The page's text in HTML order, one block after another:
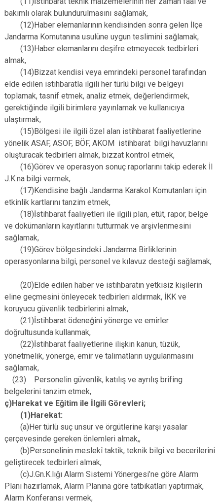
bakımlı olarak bulundurulmasını sağlamak,
(12)Haber elemanlarının kendisinden sonra gelen İlçe
Jandarma Komutanına usulüne uygun teslimini sağlamak,
(13)Haber elemanlarını deşifre etmeyecek tedbirleri
almak,
(14)Bizzat kendisi veya emrindeki personel tarafından
elde edilen istihbaratla ilgili her türlü bilgi ve belgeyi
toplamak, tasnif etmek, analiz etmek, değerlendirmek,
gerektiğinde ilgili birimlere yayınlamak ve kullanıcıya
ulaştırmak,
(15)Bölgesi ile ilgili özel alan istihbarat faaliyetlerine
yönelik ASAF, ASOF, BÖF, AKOM istihbarat bilgi havuzlarını
oluşturacak tedbirleri almak, bizzat kontrol etmek,
(16)Görev ve operasyon sonuç raporlarını takip ederek İl
J.K.na bilgi vermek,
(17)Kendisine bağlı Jandarma Karakol Komutanları için
etkinlik kartlarını tanzim etmek,
(18)İstihbarat faaliyetleri ile ilgili plan, etüt, rapor, belge
ve dokümanların kayıtlarını tutturmak ve arşivlenmesini
sağlamak,
(19)Görev bölgesindeki Jandarma Birliklerinin
operasyonlarına bilgi, personel ve kılavuz desteği sağlamak,
(20)Elde edilen haber ve istihbaratın yetkisiz kişilerin
eline geçmesini önleyecek tedbirleri aldırmak, İKK ve
koruyucu güvenlik tedbirlerini almak,
(21)İstihbarat ödeneğini yönerge ve emirler
doğrultusunda kullanmak,
(22)İstihbarat faaliyetlerine ilişkin kanun, tüzük,
yönetmelik, yönerge, emir ve talimatların uygulanmasını
sağlamak,
(23) Personelin güvenlik, katılış ve ayrılış brifing
belgelerini tanzim etmek,
ç)Harekat ve Eğitim ile İlgili Görevleri;
(1)Harekat:
(a)Her türlü suç unsur ve örgütlerine karşı yasalar
çerçevesinde gereken önlemleri almak,,
(b)Personelinin meslekî taktik, teknik bilgi ve becerilerini
geliştirecek tedbirleri almak,
(c)J.Gn.K.lığı Alarm Sistemi Yönergesi’ne göre Alarm
Planı hazırlamak, Alarm Planına göre tatbikatları yaptırmak,
Alarm Konferansı vermek,